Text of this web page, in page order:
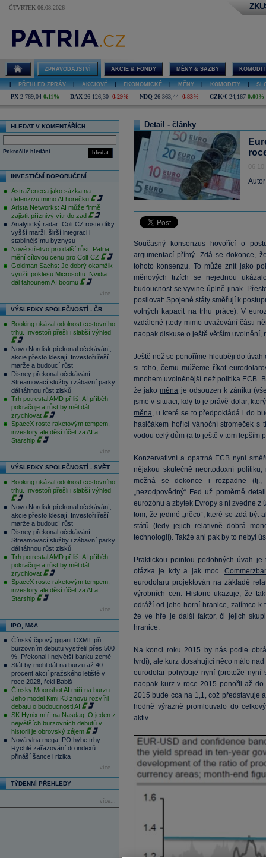
ČTVRTEK 06.08.2026
ZPRAVODAJSTVÍ AKCIE & FONDY MĚNY & SAZBY
PŘEHLED ZPRÁV AKCIOVÉ EKONOMICKÉ MĚNY KOMODITY
PX 2 769,04 0,11% DAX 26 126,30 -0,29% NDQ 26 363,44 -0,83% CZK/€ 24,167 0,00%
HLEDAT V KOMENTÁŘÍCH
hledat
Pokročilé hledání
INVESTIČNÍ DOPORUČENÍ
AstraZeneca jako sázka na
defenzivu mimo AI horečku
Arista Networks: AI může firmě
zajistit příznivý vítr do zad
Analytický radar: Colt CZ roste díky
vyšší marži, širší integraci i
stabilnějšímu byznysu
Nové střelivo pro další růst. Patria
mění cílovou cenu pro Colt CZ
Goldman Sachs: Je dobrý okamžik
využít poklesu Microsoftu. Nvidia
dál tahounem AI boomu
více...
VÝSLEDKY SPOLEČNOSTÍ - ČR
Booking ukázal odolnost cestovního
trhu. Investoři přešli i slabší výhled
Novo Nordisk překonal očekávání,
akcie přesto klesají. Investoři řeší
marže a budoucí růst
Disney překonal očekávání.
Streamovací služby i zábavní parky
dál táhnou růst zisků
Trh potrestal AMD příliš. AI příběh
pokračuje a růst by měl dál
zrychlovat
SpaceX roste raketovým tempem,
investory ale děsí účet za AI a
Starship
více...
VÝSLEDKY SPOLEČNOSTÍ - SVĚT
Booking ukázal odolnost cestovního
trhu. Investoři přešli i slabší výhled
Novo Nordisk překonal očekávání,
akcie přesto klesají. Investoři řeší
marže a budoucí růst
Disney překonal očekávání.
Streamovací služby i zábavní parky
dál táhnou růst zisků
Trh potrestal AMD příliš. AI příběh
pokračuje a růst by měl dál
zrychlovat
SpaceX roste raketovým tempem,
investory ale děsí účet za AI a
Starship
více...
IPO, M&A
Čínský čipový gigant CXMT při
burzovním debutu vystřelil přes 500
%. Překonal i největší banku země
Stát by mohl dát na burzu až 40
procent akcií pražského letiště v
roce 2028, řekl Babiš
Čínský Moonshot AI míří na burzu.
Jeho model Kimi K3 znovu rozvířil
debatu o budoucnosti AI
SK Hynix míří na Nasdaq. O jeden z
největších burzovních debutů v
historii je obrovský zájem
Nová vlna mega IPO hýbe trhy.
Rychlé zařazování do indexů
přináší šance i rizika
více...
TÝDENNÍ PŘEHLEDY
více...
Detail - články
Současný konsenzus hovořící o
argumentací přímý. Zdá se dokonce,
tohoto konsenzu. To může znít jako
měnových trzích se nejednou
budoucnost se vyvine úplně jinak.
posilovat: Spojené státy směřují k
volných kapacit na trhu práce). V
vzdálené (tedy mimo uvažování části
naopak diskuse o ještě větším uvolnění,
Ještě než se ponoříme hlouběji do
si toho, čemu můžeme říkat
mnohem uvolněnější než politika ECB.
že jakoměna je odsouzen k zániku
jsme v situaci, kdy to je právě dolar,
měna, u které se to předpokládá i do
hasičákem hořící vánoční stromeček
vodou celý dům (a to ještě v tom lepším
Konzervativní a opatrná ECB nyní
nějakou skutečně neortodoxní
možná se dokonce i rozpadne
„nezodpovědný“ Fed už poměrně
eurozónu a zbytek Evropy s ní zvedne z
tom, že jediné „něco“, které se zdá být
států (tedy jejich relativně dobrá
technologií). Takže ani pak by to nebyl
Praktickou pointou podobných úvah
otázka je kdy a jak moc.
eurodolaru projektován na základě
výrobních cen. Historie ukazuje, že
odráží od jeho horní hranice, zatímco k
že ve hře je další faktor, či jejich
hranice.
Na konci roku 2015 by nás podle
tvrdí), ale kurz dosahující něco málo
eurodolar pohybuje nyní (protože
naopak kurz v roce 2015 ponořil až
2015 bude cca na 1,1, což představuje
hodně výrazně promlouvalo do
aktiv.